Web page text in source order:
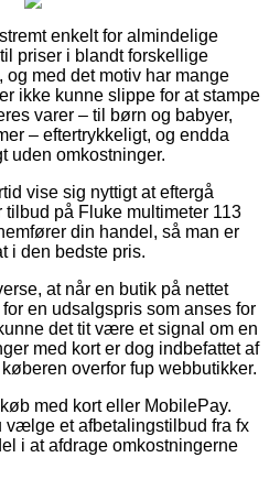
enkelt for almindelige
priser i blandt forskellige
og med det motiv har mange
ikke kunne slippe for at stampe
varer – til børn og babyer,
– eftertrykkeligt, og endda
uden omkostninger.
vise sig nyttigt at eftergå
på Fluke multimeter 113
din handel, så man er
i den bedste pris.
at når en butik på nettet
en udsalgspris som anses for
det tit være et signal om en
med kort er dog indbefattet af
overfor fup webbutikker.
med kort eller MobilePay.
vælge et afbetalingstilbud fra fx
i at afdrage omkostningerne